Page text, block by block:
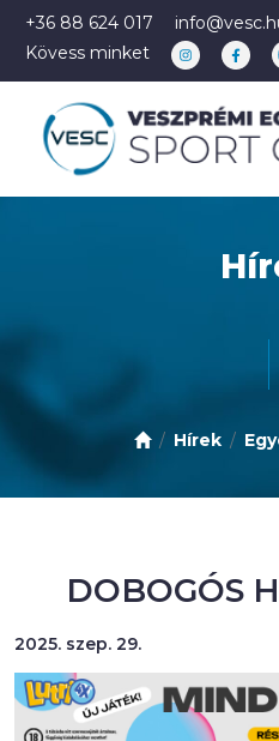
+36 88 624 017
Kövess minket
Hírek
DOBOGÓS
2025. szep. 29.